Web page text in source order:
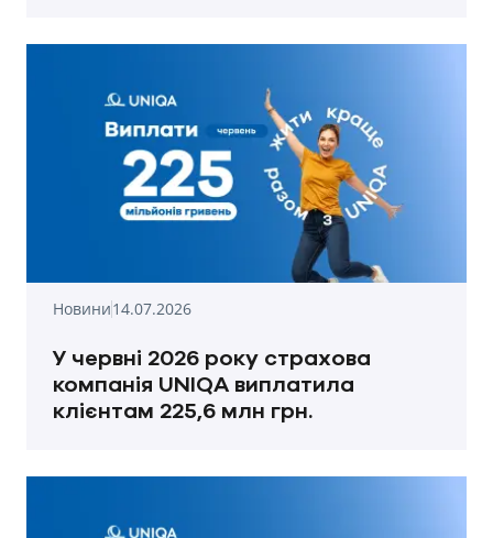
Новини14.07.2026
У червні 2026 року страхова
компанія UNIQA виплатила
клієнтам 225,6 млн грн.